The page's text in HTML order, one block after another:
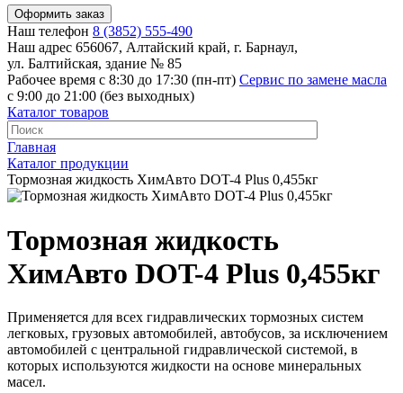
Оформить заказ
Наш телефон 8 (3852) 555-490
Наш адрес 656067, Алтайский край, г. Барнаул,
ул. Балтийская, здание № 85
Рабочее время с 8:30 до 17:30 (пн-пт) Сервис по замене масла
с 9:00 до 21:00 (без выходных)
Каталог товаров
Главная
Каталог продукции
Тормозная жидкость ХимАвто DOT-4 Plus 0,455кг
Тормозная жидкость
ХимАвто DOT-4 Plus 0,455кг
Применяется для всех гидравлических тормозных систем
легковых, грузовых автомобилей, автобусов, за исключением
автомобилей с центральной гидравлической системой, в
которых используются жидкости на основе минеральных
масел.